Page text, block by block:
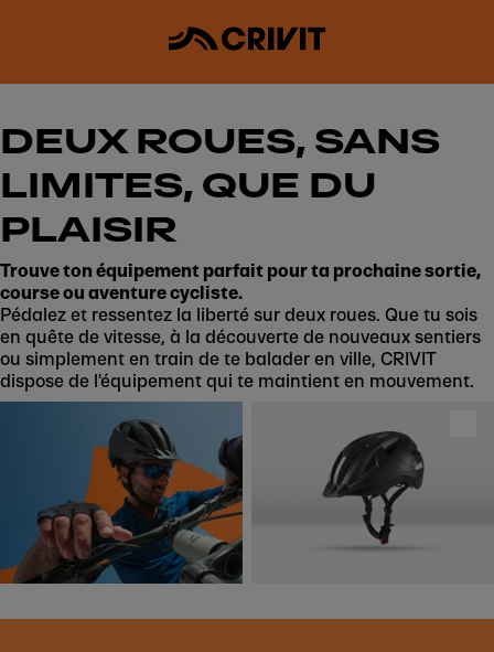
DEUX ROUES, SANS
LIMITES, QUE DU
PLAISIR
Trouve ton équipement parfait pour ta prochaine sortie,
course ou aventure cycliste.
Pédalez et ressentez la liberté sur deux roues. Que tu sois
en quête de vitesse, à la découverte de nouveaux sentiers
ou simplement en train de te balader en ville, CRIVIT
dispose de l'équipement qui te maintient en mouvement.